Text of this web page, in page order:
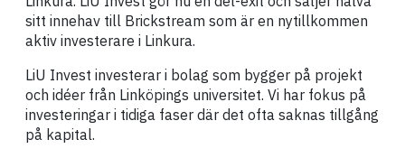
sitt innehav till Brickstream som är en nytillkommen
aktiv investerare i Linkura.
LiU Invest investerar i bolag som bygger på projekt
och idéer från Linköpings universitet. Vi har fokus på
investeringar i tidiga faser där det ofta saknas tillgång
på kapital.